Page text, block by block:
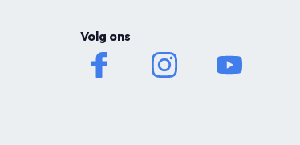
Volg ons
facebook instagram youtube